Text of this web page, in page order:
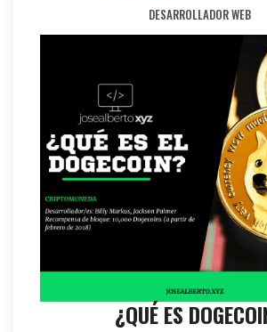
DESARROLLADOR WEB
¿QUÉ ES